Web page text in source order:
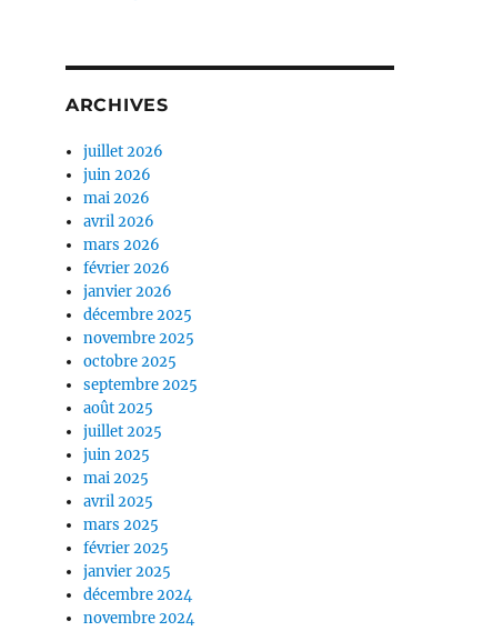
ARCHIVES
juillet 2026
juin 2026
mai 2026
avril 2026
mars 2026
février 2026
janvier 2026
décembre 2025
novembre 2025
octobre 2025
septembre 2025
août 2025
juillet 2025
juin 2025
mai 2025
avril 2025
mars 2025
février 2025
janvier 2025
décembre 2024
novembre 2024